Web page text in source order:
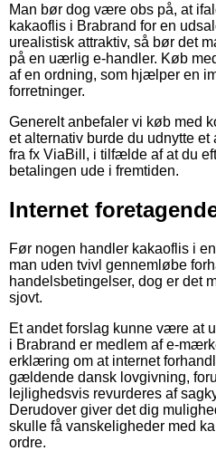
Man bør dog være obs på, at
kakaoflis i Brabrand for en
urealistisk attraktiv, så bør det
på en uærlig e-handler. Køb
af en ordning, som hjælper en
forretninger.
Generelt anbefaler vi køb med
et alternativ burde du udnytte
fra fx ViaBill, i tilfælde af at du
betalingen ude i fremtiden.
Internet
Før nogen handler kakaoflis i
man uden tvivl gennemløbe
handelsbetingelser, dog er det
sjovt.
Et andet forslag kunne være at
i Brabrand er medlem af e-
erklæring om at internet
gældende dansk lovgivning,
lejlighedsvis revurderes af
Derudover giver det dig
skulle få vanskeligheder med
ordre.